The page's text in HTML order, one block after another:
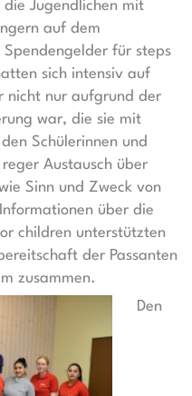
Jugendlichen mit
auf dem
für steps
sich intensiv auf
nicht nur aufgrund der
war, die sie mit
Schülerinnen und
Austausch über
Sinn und Zweck von
über die
children unterstützten
der Passanten
zusammen.
Den